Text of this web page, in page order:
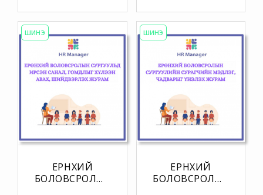
ШИНЭ
ЕРӨНХИЙ
БОЛОВСРОЛЫН
ШИНЭ
ЕРӨНХИЙ
БОЛОВСРОЛЫН